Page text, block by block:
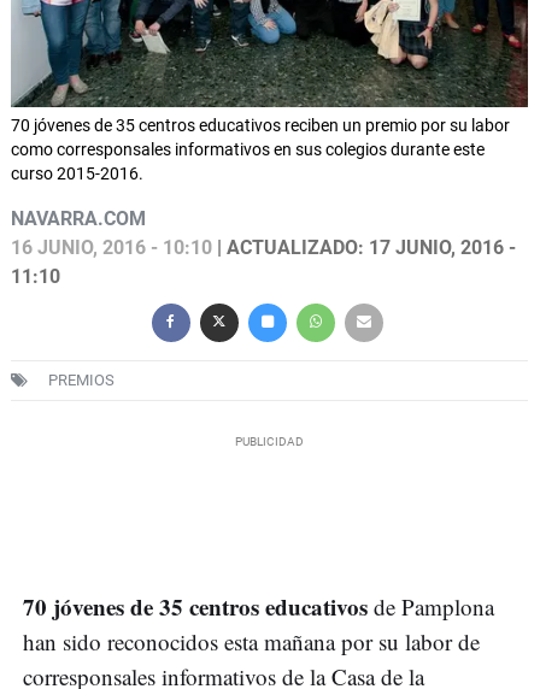
70 jóvenes de 35 centros educativos reciben un premio por su labor
como corresponsales informativos en sus colegios durante este
curso 2015-2016.
NAVARRA.COM
16 JUNIO, 2016 - 10:10 | ACTUALIZADO: 17 JUNIO, 2016 -
11:10
PREMIOS
70 jóvenes de 35 centros educativos de Pamplona
han sido reconocidos esta mañana por su labor de
corresponsales informativos de la Casa de la